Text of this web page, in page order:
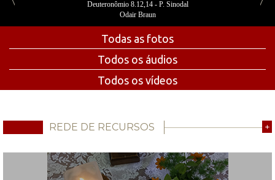
Deuteronômio 8.12,14 - P. Sinodal
Odair Braun
Todas as fotos
Todos os áudios
Todos os vídeos
REDE DE RECURSOS +